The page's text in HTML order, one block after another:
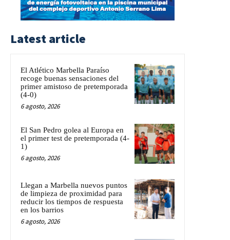
Latest article
El Atlético Marbella Paraíso
recoge buenas sensaciones del
primer amistoso de pretemporada
(4-0)
6 agosto, 2026
El San Pedro golea al Europa en
el primer test de pretemporada (4-
1)
6 agosto, 2026
Llegan a Marbella nuevos puntos
de limpieza de proximidad para
reducir los tiempos de respuesta
en los barrios
6 agosto, 2026